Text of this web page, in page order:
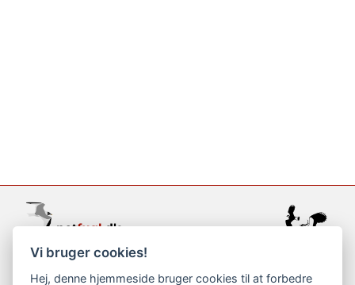
support@netfugl.dk
Vi bruger cookies!
Hej, denne hjemmeside bruger cookies til at forbedre